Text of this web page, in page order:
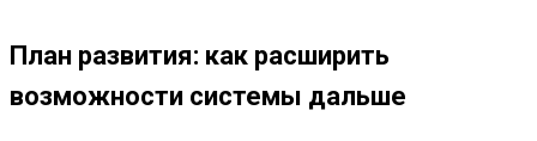
План развития: как расширить
возможности системы дальше